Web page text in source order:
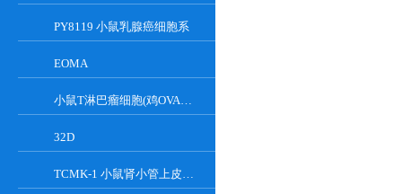
PY8119 小鼠乳腺癌细胞系
EOMA
小鼠T淋巴瘤细胞(鸡OVA基因修饰)
32D
TCMK-1 小鼠肾小管上皮细胞系